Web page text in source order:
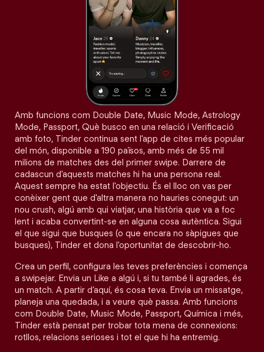
Amb funcions com Double Date, Music Mode, Astrology
Mode, Passport, Què busco en una relació i Verificació
amb foto, Tinder continua sent l'app de cites més popular
del món, disponible a 190 països, amb més de 55 mil
milions de matches des del primer swipe. Darrere de
cadascun d'aquests matches hi ha una persona real.
Aquest sempre ha estat l'objectiu. És el lloc on vas per
conèixer gent que d'altra manera no hauries conegut: un
nou crush, algú amb qui viatjar, una història que va a foc
lent i acaba convertint-se en alguna cosa autèntica. Sigui
el que sigui que busques (o que encara no sàpigues que
busques), Tinder et dona l'oportunitat de descobrir-ho.
Crea un perfil, configura les teves preferències i comença
a swipejar. Envia un Like a algú i, si tu també li agrades, és
un match. A partir d’aquí, és cosa teva. Envia un missatge,
planeja una quedada, i a veure què passa. Amb funcions
com Double Date, Music Mode, Passport, Química i més,
Tinder està pensat per trobar tota mena de connexions:
rotllos, relacions serioses i tot el que hi ha entremig.